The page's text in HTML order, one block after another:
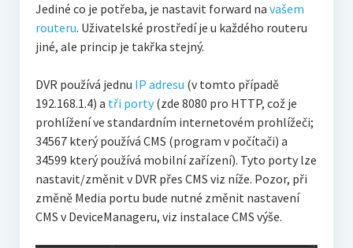
Jediné co je potřeba, je nastavit forward na vašem
routeru. Uživatelské prostředí je u každého routeru
jiné, ale princip je takřka stejný.
DVR používá jednu IP adresu (v tomto případě
192.168.1.4) a tři porty(zde 8080 pro HTTP, což je
prohlížení ve standardním internetovém prohlížeči;
34567 který používá CMS (program v počítači) a
34599 který používá mobilní zařízení). Tyto porty lze
nastavit/změnit v DVR přes CMS viz níže. Pozor, při
změně Media portu bude nutné změnit nastavení
CMS v DeviceManageru, viz instalace CMS výše.